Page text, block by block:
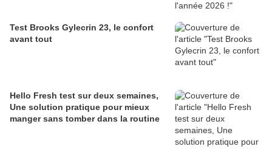
Test Brooks Gylecrin 23, le confort
avant tout
Hello Fresh test sur deux semaines,
Une solution pratique pour mieux
manger sans tomber dans la routine